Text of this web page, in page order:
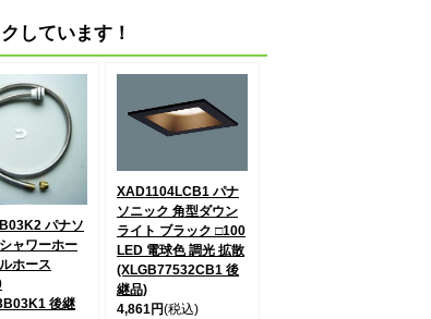
しています！
パナソ
ャワーホー
ホース
後継
XAD1104LCB1 パナ
ソニック 角型ダウン
ライト ブラック □100
LED 電球色 調光 拡散
(XLGB77532CB1 後
継品)
4,861円(税込)